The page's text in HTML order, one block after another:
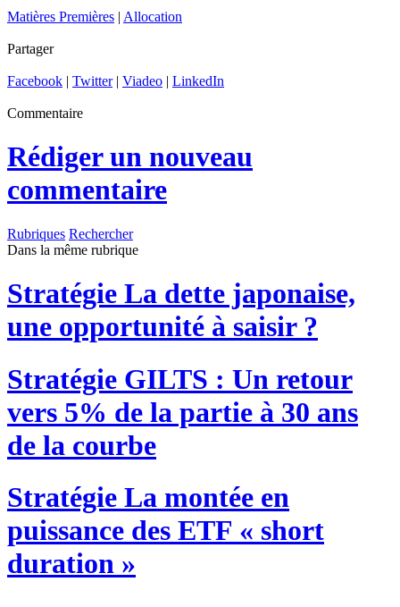
Matières Premières | Allocation
Partager
Facebook | Twitter| Viadeo | LinkedIn
Commentaire
Rédiger un nouveau
commentaire
Rubriques Rechercher
Dans la même rubrique
Stratégie La dette japonaise,
une opportunité à saisir ?
Stratégie GILTS : Un retour
vers 5% de la partie à 30 ans
de la courbe
Stratégie La montée en
puissance des ETF « short
duration »